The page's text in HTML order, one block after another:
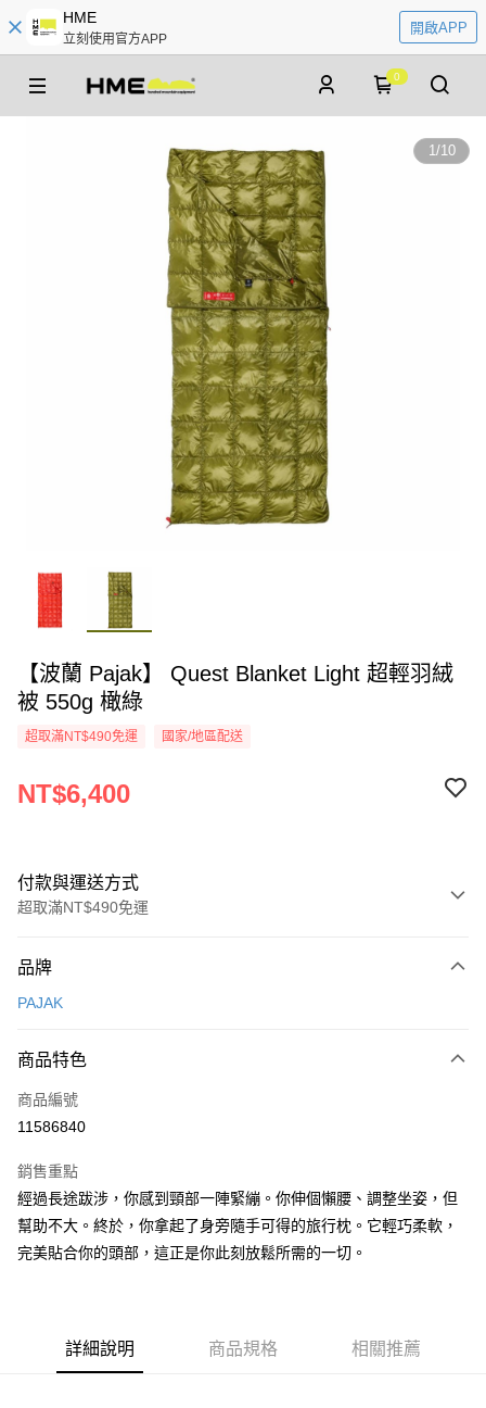
HME
立刻使用官方APP
開啟APP
0
1/10
【波蘭 Pajak】 Quest Blanket Light 超輕羽絨
被 550g 橄綠
超取滿NT$490免運 國家/地區配送
NT$6,400
付款與運送方式
超取滿NT$490免運
信用卡一次付款
3 期 0 利率 每期
合作金庫商業銀行
上海商業儲蓄銀行
臺灣中小企業銀行
匯豐（台灣）商業銀行
華泰商業銀行
聯邦商業銀行
遠東國際商業銀行
元大商業銀行
永豐商業銀行
超商取貨付款
LINE Pay
Apple Pay
ATM付款
付款後全家取貨
品牌
PAJAK
商品特色
商品編號
11586840
銷售重點
經過長途跋涉，你感到頸部一陣緊繃。你伸個懶腰、調整坐姿，但
幫助不大。終於，你拿起了身旁隨手可得的旅行枕。它輕巧柔軟，
完美貼合你的頭部，這正是你此刻放鬆所需的一切。
詳細說明 商品規格 相關推薦